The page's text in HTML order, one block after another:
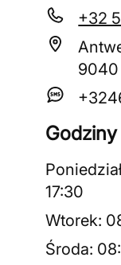
+32
9040
17:30
Wtorek:
Środa: